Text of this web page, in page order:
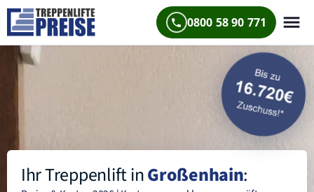
0800 58 90 771
Ihr Treppenlift inGroßenhain: